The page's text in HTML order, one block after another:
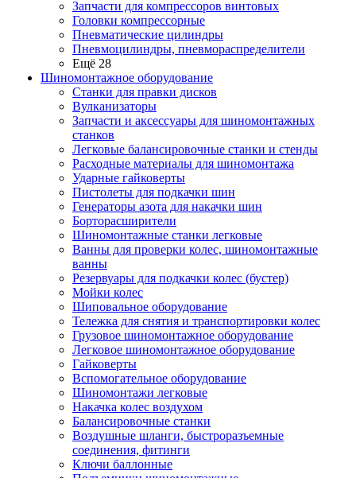
Запчасти для компрессоров винтовых
Головки компрессорные
Пневматические цилиндры
Пневмоцилиндры, пневмораспределители
Ещё 28
Шиномонтажное оборудование
Станки для правки дисков
Вулканизаторы
Запчасти и аксессуары для шиномонтажных
станков
Легковые балансировочные станки и стенды
Расходные материалы для шиномонтажа
Ударные гайковерты
Пистолеты для подкачки шин
Генераторы азота для накачки шин
Борторасширители
Шиномонтажные станки легковые
Ванны для проверки колес, шиномонтажные
ванны
Резервуары для подкачки колес (бустер)
Мойки колес
Шиповальное оборудование
Тележка для снятия и транспортировки колес
Грузовое шиномонтажное оборудование
Легковое шиномонтажное оборудование
Гайковерты
Вспомогательное оборудование
Шиномонтажи легковые
Накачка колес воздухом
Балансировочные станки
Воздушные шланги, быстроразъемные
соединения, фитинги
Ключи баллонные